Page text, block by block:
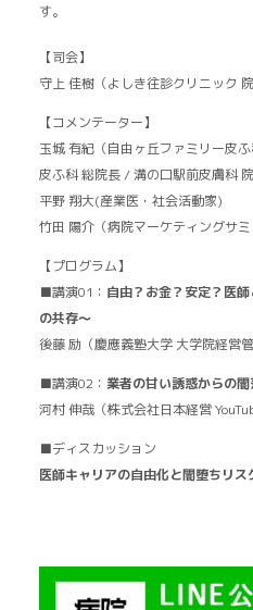
す。
【司会】
守上 佳樹（よしき往診クリニック 院
【コメンテーター】
玉城 有紀（自由ヶ丘ファミリー皮
皮ふ科 総院長 / 溝の口駅前皮膚科 院
平野 翔大(産業医・社会活動家)
竹田 陽介（病院マーケティングサミ
【プログラム】
■講演01： 自由？お金？安定？医
の共存〜
後藤 励（慶應義塾大学 大学院経営
■講演02： 業者の甘い誘惑からの
河村 伸哉（株式会社日本経営
■ディスカッション
医師キャリアの自由化と闇堕ちリ